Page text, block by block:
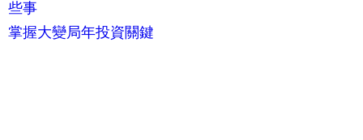
些事
掌握大變局年投資關鍵